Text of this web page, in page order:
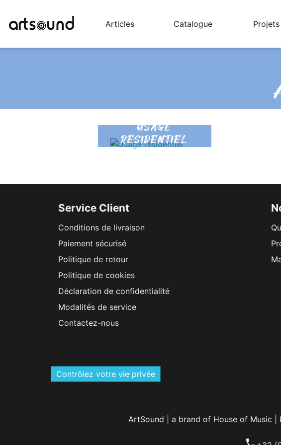
Articles Catalogue Projets
USAGE
RÉSIDENTIEL
Service Client
Conditions de livraison
Paiement sécurisé
Politique de retour
Politique de cookies
Déclaration de confidentialité
Modalités de service
Contactez-nous
Contrôlez votre vie privée
ArtSound | a brand of House of Music |